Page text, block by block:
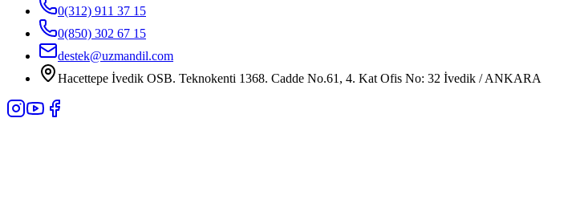
0(312) 911 37 15
0(850) 302 67 15
destek@uzmandil.com
Hacettepe İvedik OSB. Teknokenti 1368. Cadde No.61, 4. Kat Ofis No: 32 İvedik / ANKARA